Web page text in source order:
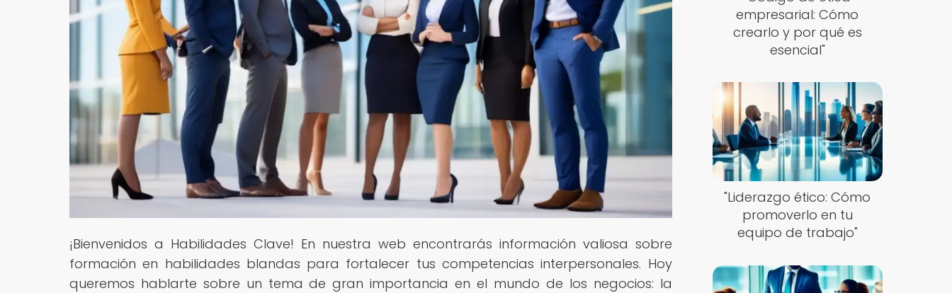
¡Bienvenidos a Habilidades Clave! En nuestra web encontrarás información valiosa sobre
formación en habilidades blandas para fortalecer tus competencias interpersonales. Hoy
queremos hablarte sobre un tema de gran importancia en el mundo de los negocios: la
empresarial: Cómo
crearlo y por qué es
esencial"
"Liderazgo ético: Cómo
promoverlo en tu
equipo de trabajo"